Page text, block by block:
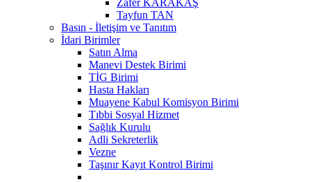
Tayfun TAN
Basın - İletişim ve Tanıtım
İdari Birimler
Satın Alma
Manevi Destek Birimi
TİG Birimi
Hasta Hakları
Muayene Kabul Komisyon Birimi
Tıbbi Sosyal Hizmet
Sağlık Kurulu
Adli Sekreterlik
Vezne
Taşınır Kayıt Kontrol Birimi